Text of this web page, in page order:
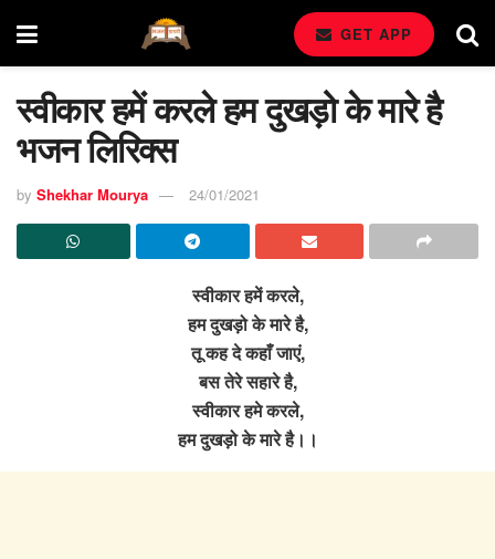
GET APP
स्वीकार हमें करले हम दुखड़ो के मारे है
भजन लिरिक्स
by Shekhar Mourya 24/01/2021
स्वीकार हमें करले,
हम दुखड़ो के मारे है,
तू कह दे कहाँ जाएं,
बस तेरे सहारे है,
स्वीकार हमे करले,
हम दुखड़ो के मारे है।।